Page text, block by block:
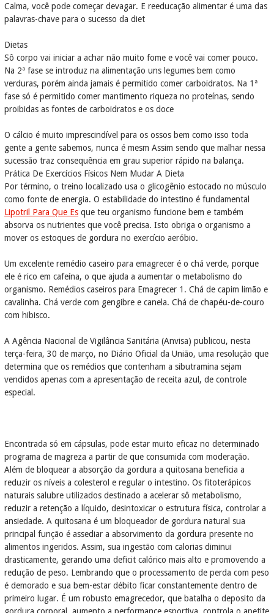
Calma, você pode começar devagar. E reeducação alimentar é uma das
palavras-chave para o sucesso da diet
Dietas
Sô corpo vai iniciar a achar não muito fome e você vai comer pouco.
Na 2ª fase se introduz na alimentação uns legumes bem como
verduras, porém ainda jamais é permitido comer carboidratos. Na 1ª
fase só é permitido comer mantimento riqueza no proteínas, sendo
proibidas as fontes de carboidratos e os doce
O cálcio é muito imprescindível para os ossos bem como isso toda
gente a gente sabemos, nunca é mesm Assim sendo que malhar nessa
sucessão traz consequência em grau superior rápido na balança.
Prática De Exercícios Físicos Nem Mudar A Dieta
Por término, o treino localizado usa o glicogênio estocado no músculo
como fonte de energia. O estabilidade do intestino é fundamental
Lipotril Para Que Es que teu organismo funcione bem e também
absorva os nutrientes que você precisa. Isto obriga o organismo a
mover os estoques de gordura no exercício aeróbio.
Um excelente remédio caseiro para emagrecer é o chá verde, porque
ele é rico em cafeína, o que ajuda a aumentar o metabolismo do
organismo. Remédios caseiros para Emagrecer 1. Chá de capim limão e
cavalinha. Chá verde com gengibre e canela. Chá de chapéu-de-couro
com hibisco.
A Agência Nacional de Vigilância Sanitária (Anvisa) publicou, nesta
terça-feira, 30 de março, no Diário Oficial da União, uma resolução que
determina que os remédios que contenham a sibutramina sejam
vendidos apenas com a apresentação de receita azul, de controle
especial.
Encontrada só em cápsulas, pode estar muito eficaz no determinado
programa de magreza a partir de que consumida com moderação.
Além de bloquear a absorção da gordura a quitosana beneficia a
reduzir os níveis a colesterol e regular o intestino. Os fitoterápicos
naturais salubre utilizados destinado a acelerar sô metabolismo,
reduzir a retenção a líquido, desintoxicar o estrutura física, controlar a
ansiedade. A quitosana é um bloqueador de gordura natural sua
principal função é assediar a absorvimento da gordura presente no
alimentos ingeridos. Assim, sua ingestão com calorias diminui
drasticamente, gerando uma deficit calórico mais alto e promovendo a
redução de peso. Lembrando que o processamento de perda com peso
é demorado e sua bem-estar débito ficar constantemente dentro de
primeiro lugar. É um robusto emagrecedor, que batalha o deposito da